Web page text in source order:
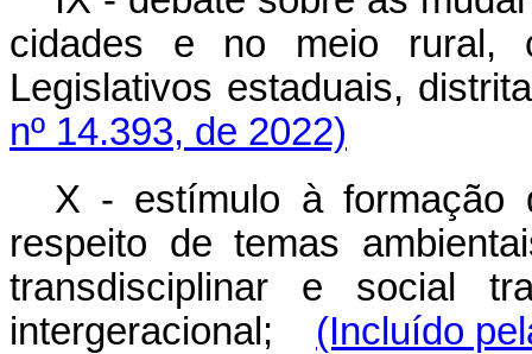
cidades e no meio rural,
Legislativos estaduais,
nº 14.393, de 2022)
X - estímulo à formação
respeito de temas
transdisciplinar e social
intergeracional; (Incluído